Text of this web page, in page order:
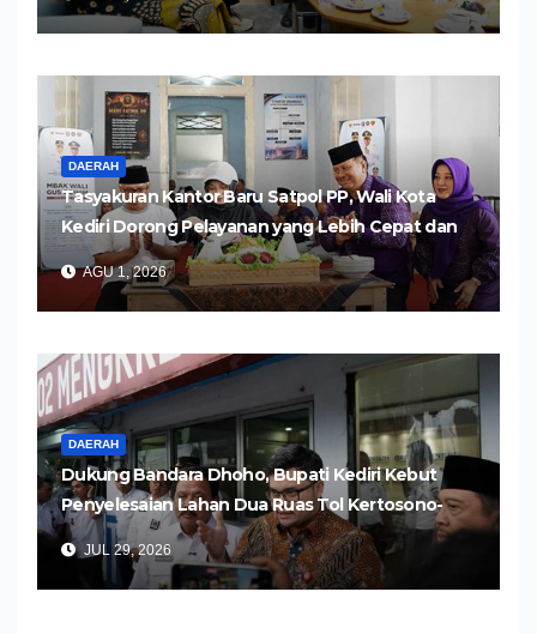
DAERAH
Tasyakuran Kantor Baru Satpol PP, Wali Kota
Kediri Dorong Pelayanan yang Lebih Cepat dan
Humanis
AGU 1, 2026
DAERAH
Dukung Bandara Dhoho, Bupati Kediri Kebut
Penyelesaian Lahan Dua Ruas Tol Kertosono-
Kediri
JUL 29, 2026